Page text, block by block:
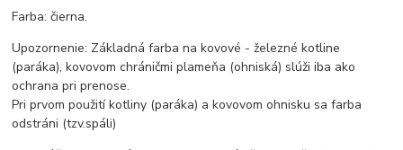
Farba: čierna.
Upozornenie: Základná farba na kovové - železné kotline
(paráka), kovovom chráničmi plameňa (ohniská) slúži iba ako
ochrana pri prenose.
Pri prvom použití kotliny (paráka) a kovovom ohnisku sa farba
odstráni (tzv.spáli)